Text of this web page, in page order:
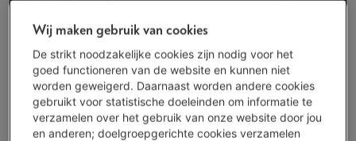
Binnen minstens 3 weken -Bekijk voorraad
€ 129,00
Ofbetalen per maand -Simulatie
Let op, geld lenen kost ook geld.
Koop nu
Wij maken gebruik van cookies
De strikt noodzakelijke cookies zijn nodig voor het
goed functioneren van de website en kunnen niet
worden geweigerd. Daarnaast worden andere cookies
gebruikt voor statistische doeleinden om informatie te
verzamelen over het gebruik van onze website door jou
en anderen; doelgroepgerichte cookies verzamelen